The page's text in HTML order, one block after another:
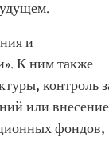
и
К ним также
контроль
или внесение
фондов,